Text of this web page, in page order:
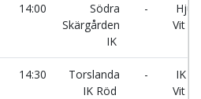
14:00
Södra
Skärgården
IK
-
Vit
14:30
Torslanda
IK Röd
-
IK
Vit